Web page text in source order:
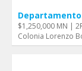
$1,250,000 MN |
Colonia Lorenzo